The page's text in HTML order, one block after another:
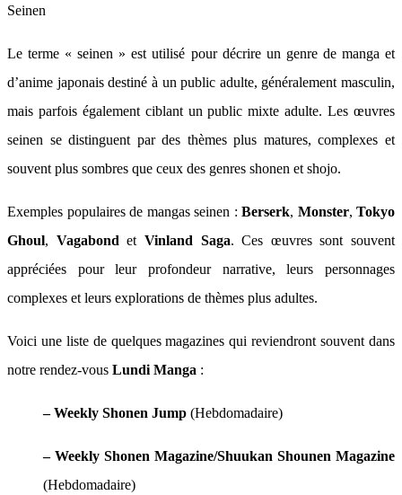
Seinen
Le terme « seinen » est utilisé pour décrire un genre de manga et
d’anime japonais destiné à un public adulte, généralement masculin,
mais parfois également ciblant un public mixte adulte. Les œuvres
seinen se distinguent par des thèmes plus matures, complexes et
souvent plus sombres que ceux des genres shonen et shojo.
Exemples populaires de mangas seinen : Berserk, Monster, Tokyo
Ghoul, Vagabond et Vinland Saga. Ces œuvres sont souvent
appréciées pour leur profondeur narrative, leurs personnages
complexes et leurs explorations de thèmes plus adultes.
Voici une liste de quelques magazines qui reviendront souvent dans
notre rendez-vous Lundi Manga :
– Weekly Shonen Jump (Hebdomadaire)
– Weekly Shonen Magazine/Shuukan Shounen Magazine
(Hebdomadaire)